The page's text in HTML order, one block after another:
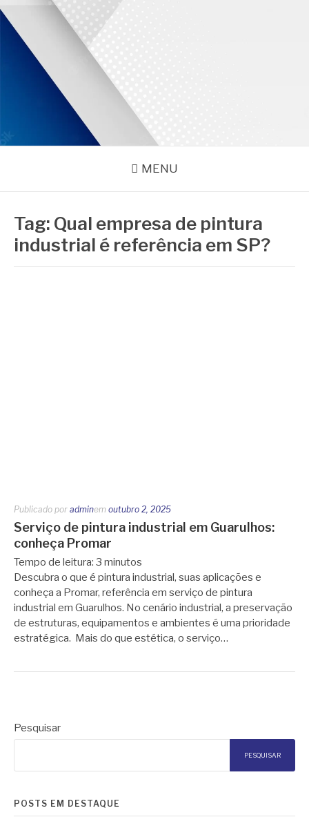
Pular
para
conteúdo
PROMAR
MENU
Tag: Qual empresa de pintura
industrial é referência em SP?
Publicado por adminem outubro 2, 2025
Serviço de pintura industrial em Guarulhos:
conheça Promar
Tempo de leitura: 3 minutos
Descubra o que é pintura industrial, suas aplicações e
conheça a Promar, referência em serviço de pintura
industrial em Guarulhos. No cenário industrial, a preservação
de estruturas, equipamentos e ambientes é uma prioridade
estratégica. Mais do que estética, o serviço…
Pesquisar
PESQUISAR
POSTS EM DESTAQUE